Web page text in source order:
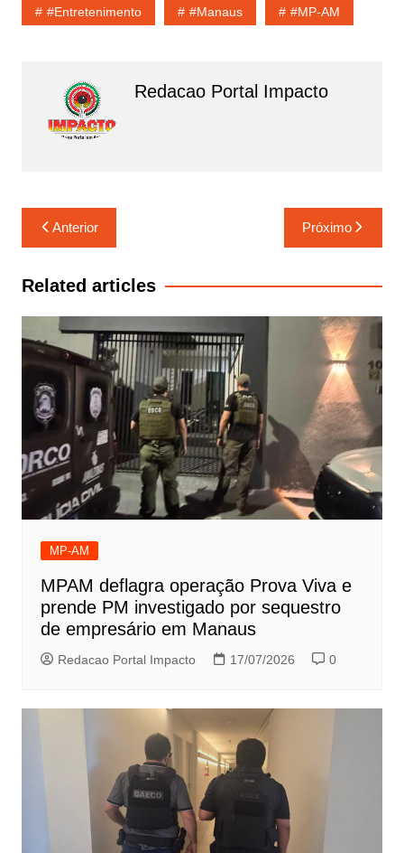
b
o
k
A
p
a
#entretenimento #Manaus #MP-AM
Redacao Portal Impacto
Navegação
de
Post
Anterior Próximo
Related articles
MP-AM
MPAM deflagra operação Prova Viva e
prende PM investigado por sequestro
de empresário em Manaus
Redacao Portal Impacto 17/07/2026 0